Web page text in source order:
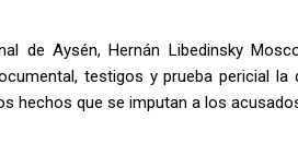
de Aysén, Hernán Libedinsky
testigos y prueba pericial
hechos que se imputan a los